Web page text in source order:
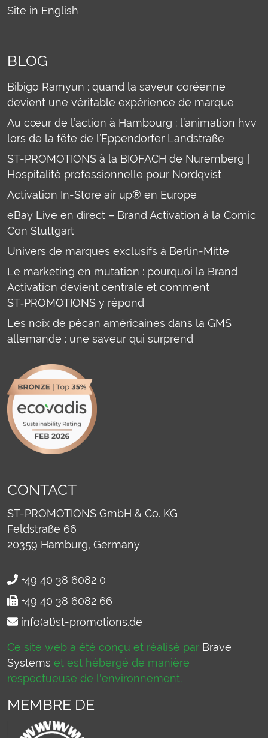
Site in English
BLOG
Bibigo Ramyun : quand la saveur coréenne
devient une véritable expérience de marque
Au cœur de l’action à Hambourg : l’animation hvv
lors de la fête de l’Eppendorfer Landstraße
ST-PROMOTIONS à la BIOFACH de Nuremberg |
Hospitalité professionnelle pour Nordqvist
Activation In-Store air up® en Europe
eBay Live en direct – Brand Activation à la Comic
Con Stuttgart
Univers de marques exclusifs à Berlin-Mitte
Le marketing en mutation : pourquoi la Brand
Activation devient centrale et comment
ST‑PROMOTIONS y répond
Les noix de pécan américaines dans la GMS
allemande : une saveur qui surprend
CONTACT
ST-PROMOTIONS GmbH & Co. KG
Feldstraße 66
20359 Hamburg, Germany
+49 40 38 6082 0
+49 40 38 6082 66
info(at)st-promotions.de
Ce site web a été conçu et réalisé par Brave
Systems et est hébergé de manière
respectueuse de l'environnement.
MEMBRE DE